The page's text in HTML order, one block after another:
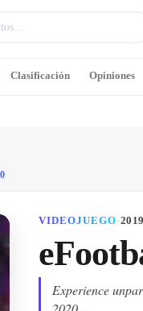
VIDEOJUEGO·2019
Experience
Clasificación Opiniones